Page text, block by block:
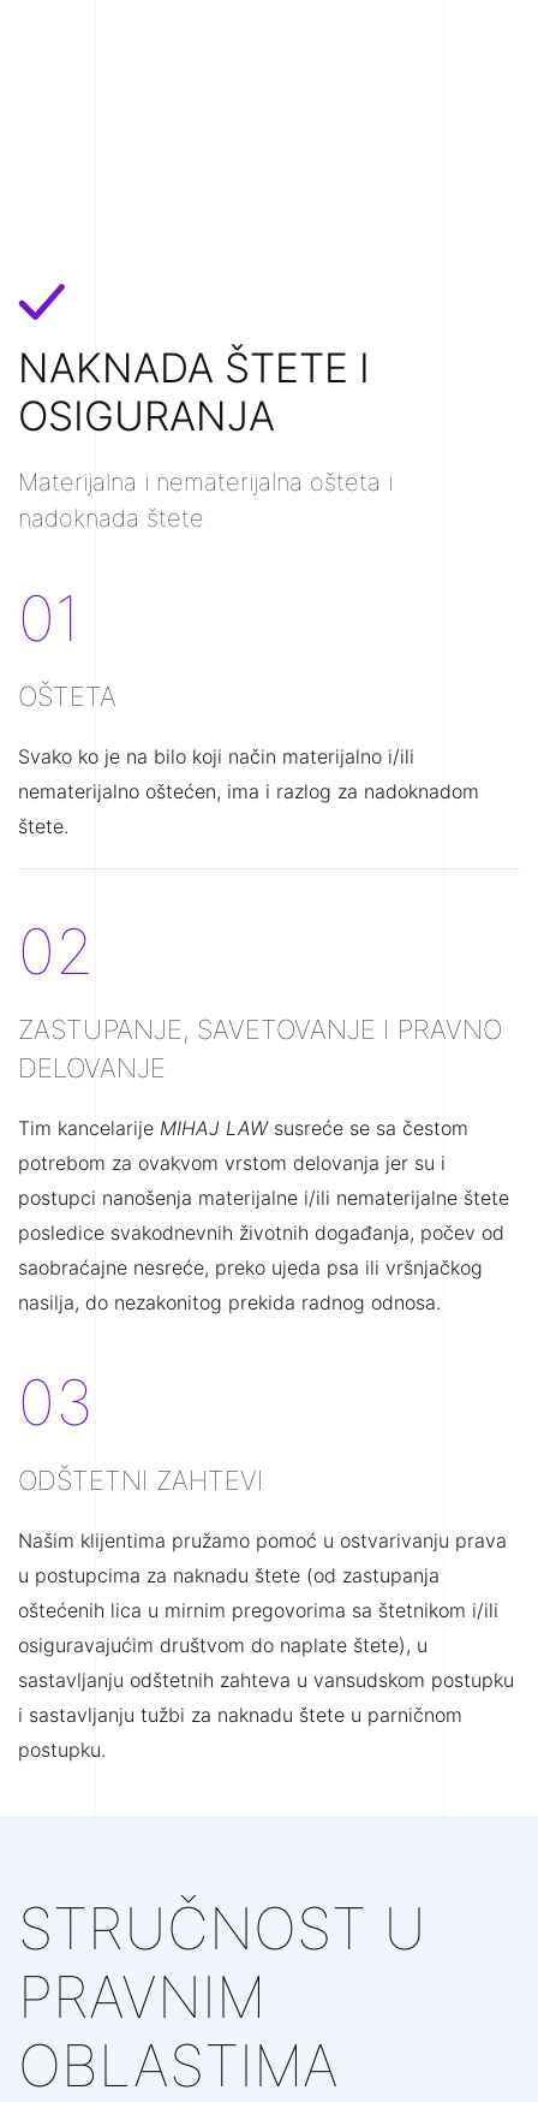
NAKNADA ŠTETE I
OSIGURANJA
Materijalna i nematerijalna ošteta i
nadoknada štete
01
OŠTETA
Svako ko je na bilo koji način materijalno i/ili
nematerijalno oštećen, ima i razlog za nadoknadom
štete.
02
ZASTUPANJE, SAVETOVANJE I PRAVNO
DELOVANJE
Tim kancelarije MIHAJ LAW susreće se sa čestom
potrebom za ovakvom vrstom delovanja jer su i
postupci nanošenja materijalne i/ili nematerijalne štete
posledice svakodnevnih životnih događanja, počev od
saobraćajne nesreće, preko ujeda psa ili vršnjačkog
nasilja, do nezakonitog prekida radnog odnosa.
03
ODŠTETNI ZAHTEVI
Našim klijentima pružamo pomoć u ostvarivanju prava
u postupcima za naknadu štete (od zastupanja
oštećenih lica u mirnim pregovorima sa štetnikom i/ili
osiguravajućim društvom do naplate štete), u
sastavljanju odštetnih zahteva u vansudskom postupku
i sastavljanju tužbi za naknadu štete u parničnom
postupku.
STRUČNOST U
PRAVNIM
OBLASTIMA